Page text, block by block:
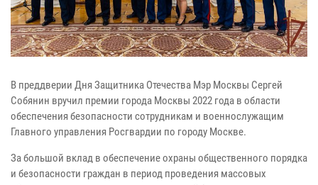
В преддверии Дня Защитника Отечества Мэр Москвы Сергей
Собянин вручил премии города Москвы 2022 года в области
обеспечения безопасности сотрудникам и военнослужащим
Главного управления Росгвардии по городу Москве.
За большой вклад в обеспечение охраны общественного порядка
и безопасности граждан в период проведения массовых